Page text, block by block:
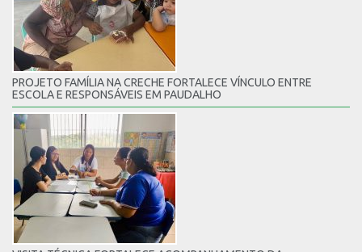
PROJETO FAMÍLIA NA CRECHE FORTALECE VÍNCULO ENTRE
ESCOLA E RESPONSÁVEIS EM PAUDALHO